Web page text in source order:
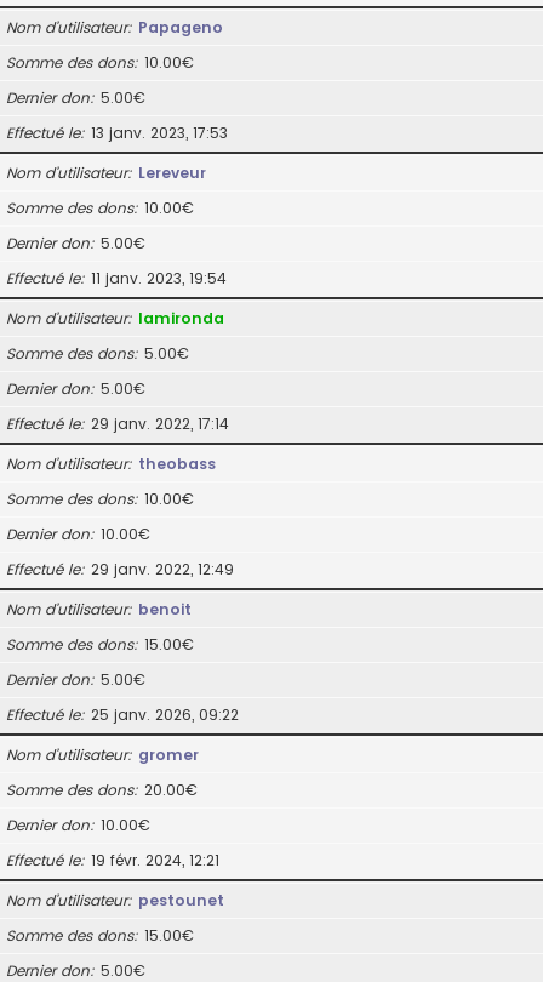
Nom d’utilisateur Papageno
Somme des dons 10.00€
Dernier don 5.00€
Effectué le 13 janv. 2023, 17:53
Nom d’utilisateur Lereveur
Somme des dons 10.00€
Dernier don 5.00€
Effectué le 11 janv. 2023, 19:54
Nom d’utilisateur lamironda
Somme des dons 5.00€
Dernier don 5.00€
Effectué le 29 janv. 2022, 17:14
Nom d’utilisateur theobass
Somme des dons 10.00€
Dernier don 10.00€
Effectué le 29 janv. 2022, 12:49
Nom d’utilisateur benoit
Somme des dons 15.00€
Dernier don 5.00€
Effectué le 25 janv. 2026, 09:22
Nom d’utilisateur gromer
Somme des dons 20.00€
Dernier don 10.00€
Effectué le 19 févr. 2024, 12:21
Nom d’utilisateur pestounet
Somme des dons 15.00€
Dernier don 5.00€